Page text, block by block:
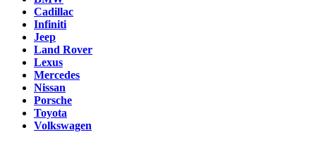
Cadillac
Infiniti
Jeep
Land Rover
Lexus
Mercedes
Nissan
Porsche
Toyota
Volkswagen